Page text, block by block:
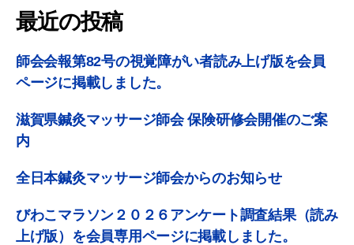
最近の投稿
師会会報第82号の視覚障がい者読み上げ版を会員
ページに掲載しました。
滋賀県鍼灸マッサージ師会 保険研修会開催のご案
内
全日本鍼灸マッサージ師会からのお知らせ
びわこマラソン２０２６アンケート調査結果（読み
上げ版）を会員専用ページに掲載しました。